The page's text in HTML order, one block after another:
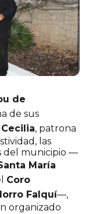
de
de sus
, patrona
las
del municipio —
María
Coro
Falquí—,
organizado